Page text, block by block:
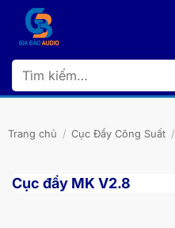
dung
Tìm
kiếm:
Trang chủ / Cục Đẩy Công Suất /
Cục đẩy MK V2.8